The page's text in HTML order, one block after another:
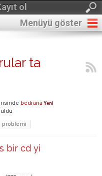
ol
Menüyü göster
ta
bedrana Yeni
problemi
bir cd yi